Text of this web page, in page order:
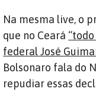
Na mesma live, o
que no Ceará
federal José
Bolsonaro fala do
repudiar essas